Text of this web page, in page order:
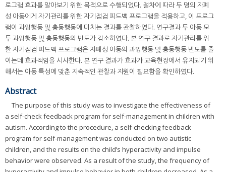
로그램 효과를 알아보기 위한 목적으로 수행되었다. 절차에 따라 두 명의 자폐
성 아동에게 자기관리를 위한 자기점검 피드백 프로그램을 적용하고, 이 프로그
램이 과잉행동 및 충동행동에 미치는 결과를 관찰하였다. 연구결과 두 아동 모
두 과잉행동 및 충동행동의 빈도가 감소하였다. 본 연구 결과로 자기관리를 위
한 자기점검 피드백 프로그램은 자폐성 아동의 과잉행동 및 충동행동 빈도를 줄
이는데 효과적임을 시사한다. 본 연구 결과가 효과가 교육현장에서 유지되기 위
해서는 아동 특성에 맞춘 지속적인 관찰과 지원이 필요함을 확인하였다.
Abstract
The purpose of this study was to investigate the effectiveness of
a self-check feedback program for self-management in children with
autism. According to the procedure, a self-checking feedback
program for self-management was conducted on two autistic
children, and the results on the child’s hyperactivity and impulse
behavior were observed. As a result of the study, the frequency of